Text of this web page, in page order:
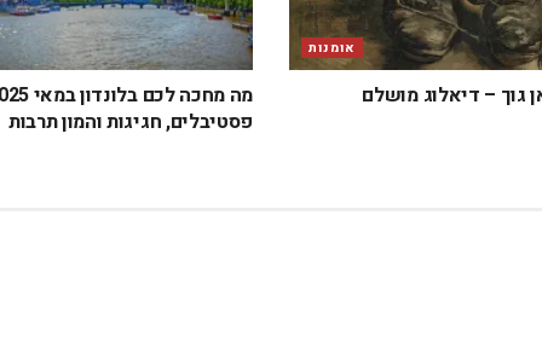
אומנות
גוך – דיאלוג מושלם
פסטיבלים, חגיגות והמון תרבות